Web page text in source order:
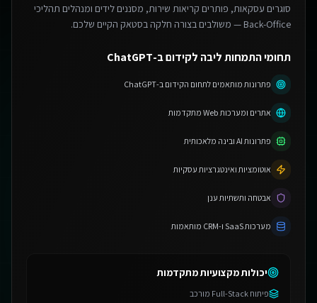
סוגרים עסקאות, פותרים קריאות שירות, מסננים לידים ומנהלים תהליכי
Back-Office — משולבים בצורה חלקה בסטאק הקיים שלכם.
תחומי התמחות ליבה לקידום ב-ChatGPT
פתרונות מותאמים לתחום הקידום ב-ChatGPT
אתרים ומערכות Web מתקדמות
פתרונות AI ובינה מלאכותית
אוטומציות ואינטגרציות עסקיות
אבטחה ותשתיות ענן
מערכות SaaS ו-CRM מותאמות
יכולות מקצועיות מתקדמות
פיתוח Full-Stack מורכב